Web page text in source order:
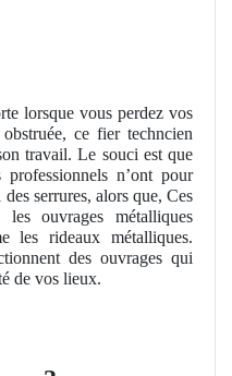
lorsque vous perdez vos
ce fier techncien
travail. Le souci est que
n’ont pour
serrures, alors que, Ces
les ouvrages métalliques
les rideaux métalliques.
des ouvrages qui
de vos lieux.